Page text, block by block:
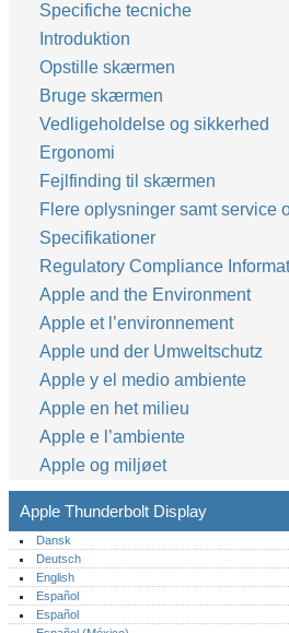
Specifiche tecniche
Introduktion
Opstille skærmen
Bruge skærmen
Vedligeholdelse og sikkerhed
Ergonomi
Fejlfinding til skærmen
Flere oplysninger samt service
Specifikationer
Regulatory Compliance
Apple and the Environment
Apple et l’environnement
Apple und der Umweltschutz
Apple y el medio ambiente
Apple en het milieu
Apple e l’ambiente
Apple og miljøet
Apple Thunderbolt Display
Dansk
Deutsch
English
Español
Español